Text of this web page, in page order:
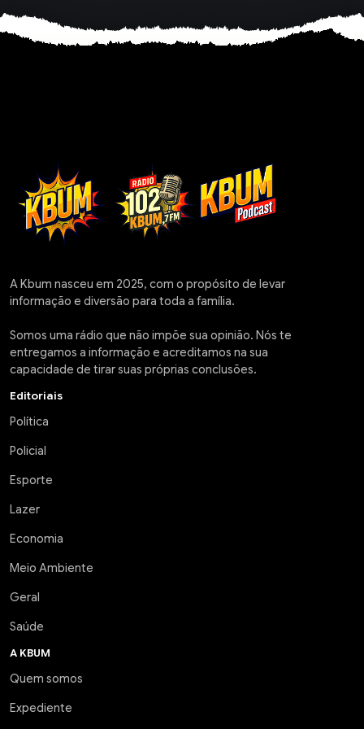
A Kbum nasceu em 2025, com o propósito de levar
informação e diversão para toda a família.
Somos uma rádio que não impõe sua opinião. Nós te
entregamos a informação e acreditamos na sua
capacidade de tirar suas próprias conclusões.
Editoriais
Política
Policial
Esporte
Lazer
Economia
Meio Ambiente
Geral
Saúde
A KBUM
Quem somos
Expediente